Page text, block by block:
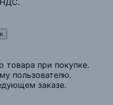
товара при покупке.
пользователю.
заказе.